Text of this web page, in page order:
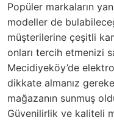
Popüler markaların
modeller de
müşterilerine çeşitli
onları tercih etmenizi
Mecidiyeköy’de
dikkate almanız
mağazanın sunmuş
Güvenilirlik ve kaliteli